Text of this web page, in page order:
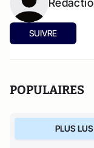
SUIVRE
POPULAIRES
PLUS LUS